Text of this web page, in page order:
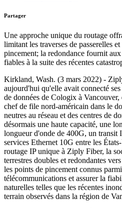
Partager
Une approche unique du routage
limitant les traverses de passerelles
pincement; la redondance fournit
fiables à la suite des récentes
Kirkland, Wash. (3 mars 2022) -
aujourd'hui qu'elle avait connecté
de données de Cologix à
chef de file nord-américain dans le
neutres au réseau et des centres de
désormais une haute capacité, une
longueur d'onde de 400G, un transit
services Ethernet 10G entre les
routage IP unique à Ziply Fiber, la
terrestres doubles et redondantes
les points de pincement connus
télécommunications et assurer la
naturelles telles que les récentes
terrain observés dans la région de